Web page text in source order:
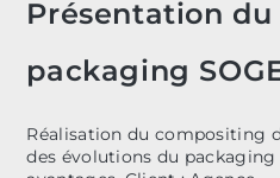
Présentation du
packaging
Réalisation du compositing
des évolutions du packaging